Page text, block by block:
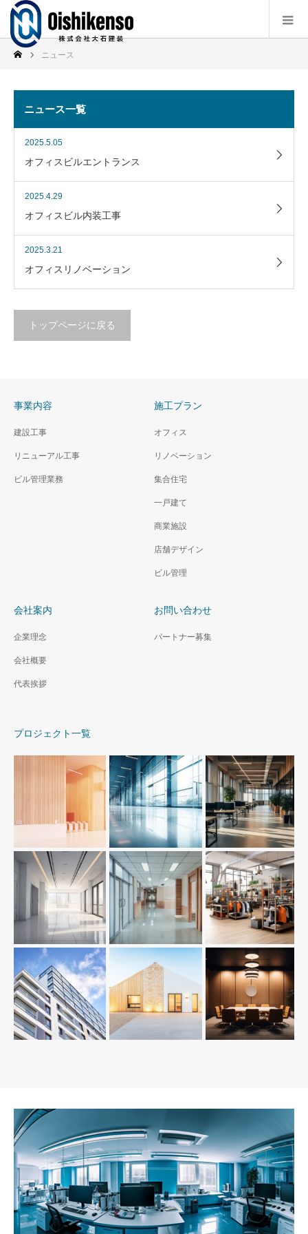
ニュース
ニュース一覧
2025.5.05
オフィスビルエントランス
2025.4.29
オフィスビル内装工事
2025.3.21
オフィスリノベーション
トップページに戻る
事業内容
建設工事
リニューアル工事
ビル管理業務
施工プラン
オフィス
リノベーション
集合住宅
一戸建て
商業施設
店舗デザイン
ビル管理
会社案内
企業理念
会社概要
代表挨拶
お問い合わせ
パートナー募集
プロジェクト一覧